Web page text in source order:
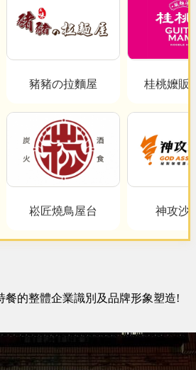
豬豬の拉麵屋
崧匠燒鳥屋台
桂桃嬤販
神攻沙
餐的整體企業識別及品牌形象塑造!